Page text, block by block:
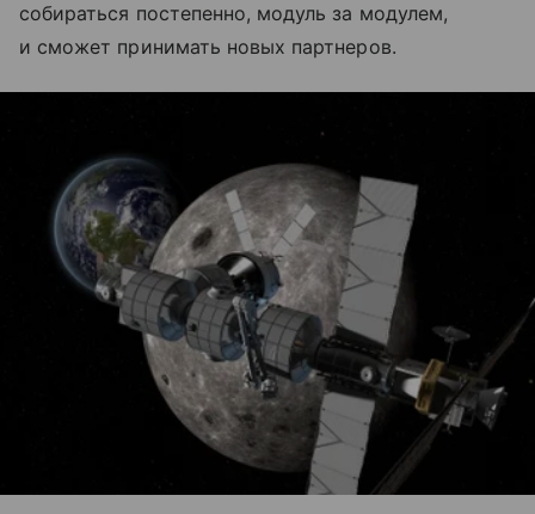
собираться постепенно, модуль за модулем,
и сможет принимать новых партнеров.